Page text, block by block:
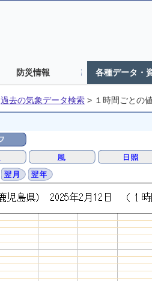
防災情報 各種データ・
過去の気象データ検索 > １時間ごとの